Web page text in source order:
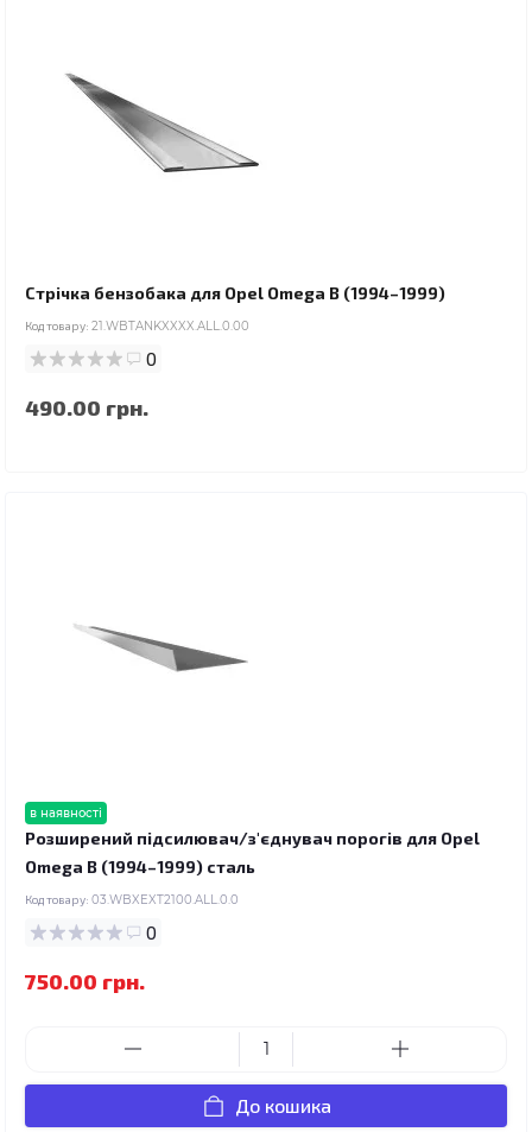
Стрічка бензобака для Opel Omega B (1994–1999)
Код товару: 21.WBTANKXXXX.ALL.0.00
0
490.00 грн.
в наявності
Розширений підсилювач/з'єднувач порогів для Opel
Omega B (1994–1999) сталь
Код товару: 03.WBXEXT2100.ALL.0.0
0
750.00 грн.
До кошика